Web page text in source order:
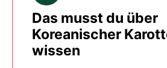
Das musst du über
Koreanischer
wissen